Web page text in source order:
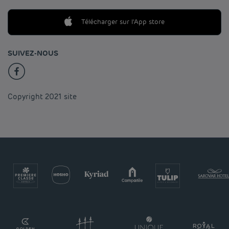
Télécharger sur l'App store
SUIVEZ-NOUS
Copyright 2021 site